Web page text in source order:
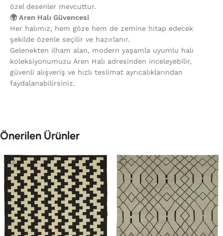
özel desenler mevcuttur.
🌍 Aren Halı Güvencesi
Her halımız, hem göze hem de zemine hitap edecek
şekilde özenle seçilir ve hazırlanır.
Gelenekten ilham alan, modern yaşamla uyumlu halı
koleksiyonumuzu Aren Halı adresinden inceleyebilir,
güvenli alışveriş ve hızlı teslimat ayrıcalıklarından
faydalanabilirsiniz.
Önerilen Ürünler